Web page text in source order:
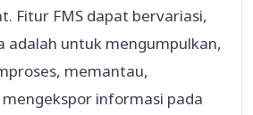
Fitur FMS dapat bervariasi,
adalah untuk mengumpulkan,
memantau,
informasi pada